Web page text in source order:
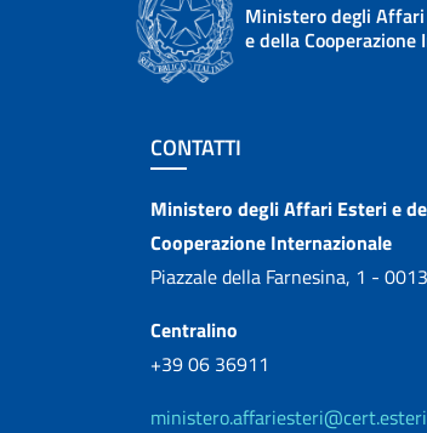
Ministero degli
e della Cooperazione
Sezione footer
CONTATTI
Contatti
Ministero degli Affari Esteri e
Cooperazione Internazionale
Piazzale della Farnesina, 1 -
Centralino
+39 06 36911